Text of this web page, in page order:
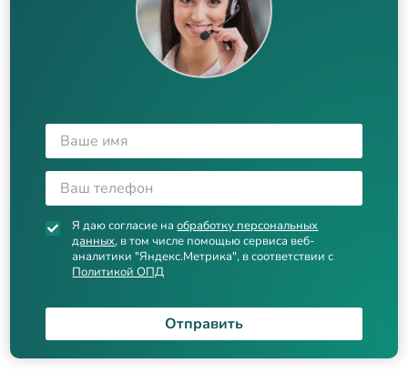
Я даю согласие наобработку персональных
данных, в том числе помощью сервиса веб-
аналитики "Яндекс.Метрика", в соответствии с
Политикой ОПД
Отправить